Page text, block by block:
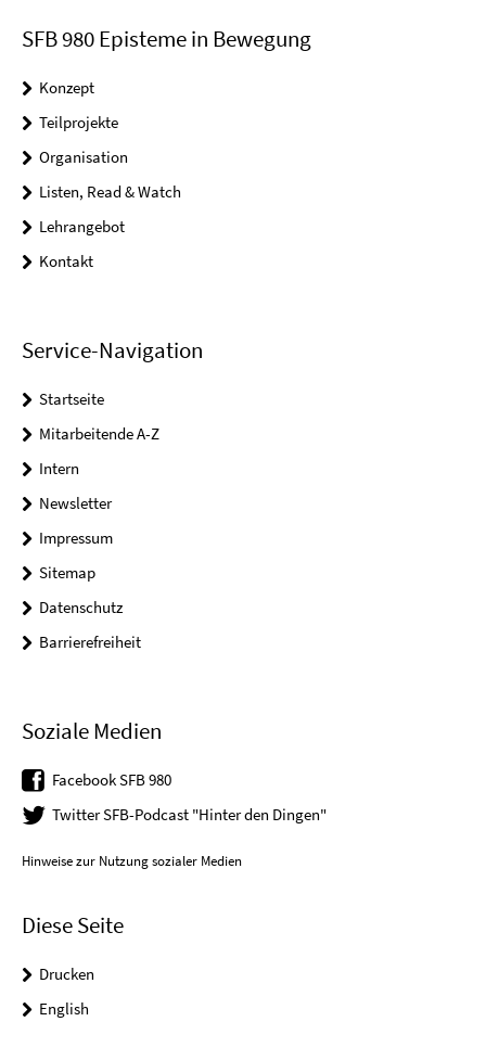
SFB 980 Episteme in Bewegung
Konzept
Teilprojekte
Organisation
Listen, Read & Watch
Lehrangebot
Kontakt
Service-Navigation
Startseite
Mitarbeitende A-Z
Intern
Newsletter
Impressum
Sitemap
Datenschutz
Barrierefreiheit
Soziale Medien
Facebook SFB 980
Twitter SFB-Podcast "Hinter den Dingen"
Hinweise zur Nutzung sozialer Medien
Diese Seite
Drucken
English